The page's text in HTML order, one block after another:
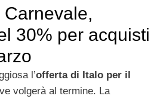
Carnevale,
30% per acquisti
l’offerta di Italo per il
volgerà al termine. La